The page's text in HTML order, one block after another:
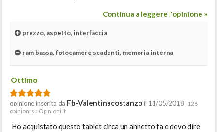
Continua a leggere l'opinione »
prezzo, aspetto, interfaccia
ram bassa, fotocamere scadenti, memoria interna
Ottimo
opinione inserita da Fb-Valentinacostanzoil 11/05/2018 · 126
opinioni su Opinioni.it
Ho acquistato questo tablet circa un annetto fa e devo dire